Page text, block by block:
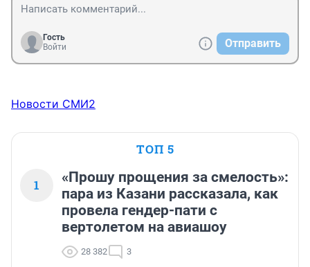
Гость
Войти
Отправить
Новости СМИ2
ТОП 5
1
«Прошу прощения за смелость»:
пара из Казани рассказала, как
провела гендер-пати с
вертолетом на авиашоу
28 382 3